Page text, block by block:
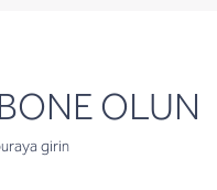
OLUN
girin